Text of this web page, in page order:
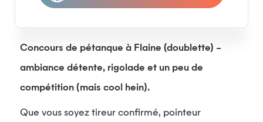
Concours de pétanque à Flaine (doublette) –
ambiance détente, rigolade et un peu de
compétition (mais cool hein).
Que vous soyez tireur confirmé, pointeur